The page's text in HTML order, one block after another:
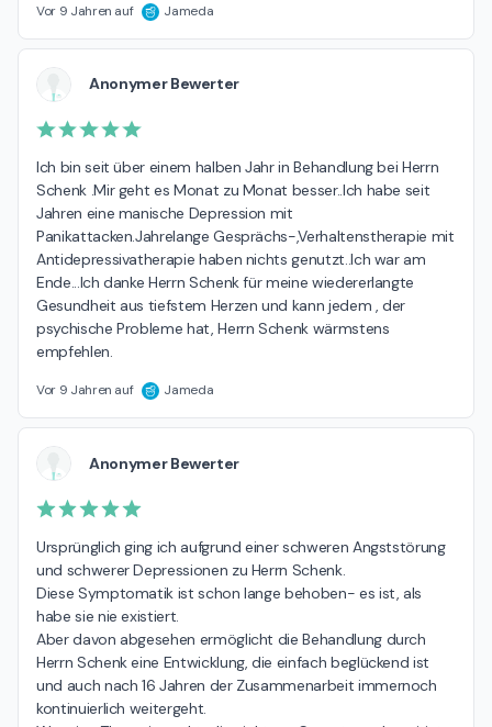
Vor 9 Jahren auf Jameda
Anonymer Bewerter
Ich bin seit über einem halben Jahr in Behandlung bei Herrn
Schenk .Mir geht es Monat zu Monat besser..Ich habe seit
Jahren eine manische Depression mit
Panikattacken.Jahrelange Gesprächs-,Verhaltenstherapie mit
Antidepressivatherapie haben nichts genutzt..Ich war am
Ende...Ich danke Herrn Schenk für meine wiedererlangte
Gesundheit aus tiefstem Herzen und kann jedem , der
psychische Probleme hat, Herrn Schenk wärmstens
empfehlen.
Vor 9 Jahren auf Jameda
Anonymer Bewerter
Ursprünglich ging ich aufgrund einer schweren Angststörung
und schwerer Depressionen zu Herrn Schenk.
Diese Symptomatik ist schon lange behoben- es ist, als
habe sie nie existiert.
Aber davon abgesehen ermöglicht die Behandlung durch
Herrn Schenk eine Entwicklung, die einfach beglückend ist
und auch nach 16 Jahren der Zusammenarbeit immernoch
kontinuierlich weitergeht.